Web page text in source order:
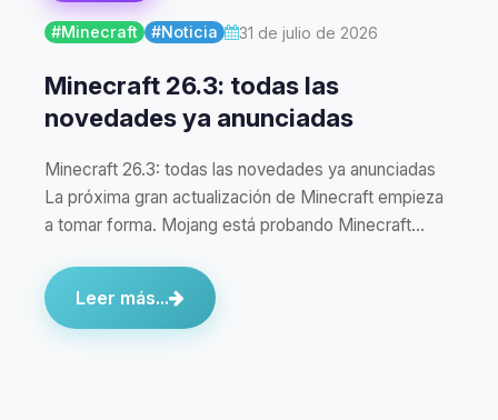
#Minecraft #Noticia 31 de julio de 2026
Minecraft 26.3: todas las
novedades ya anunciadas
Minecraft 26.3: todas las novedades ya anunciadas
La próxima gran actualización de Minecraft empieza
a tomar forma. Mojang está probando Minecraft…
Leer más...